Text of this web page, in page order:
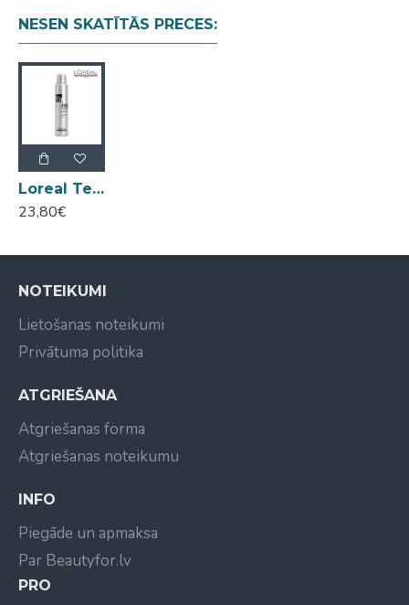
izķemmējiet.
NESEN SKATĪTĀS PRECES:
Loreal Tecni Art Morning After Dust sausais šampūns 200ml
23,80€
NOTEIKUMI
Lietošanas noteikumi
Privātuma politika
ATGRIEŠANA
Atgriešanas forma
Atgriešanas noteikumu
INFO
Piegāde un apmaksa
Par Beautyfor.lv
PRO